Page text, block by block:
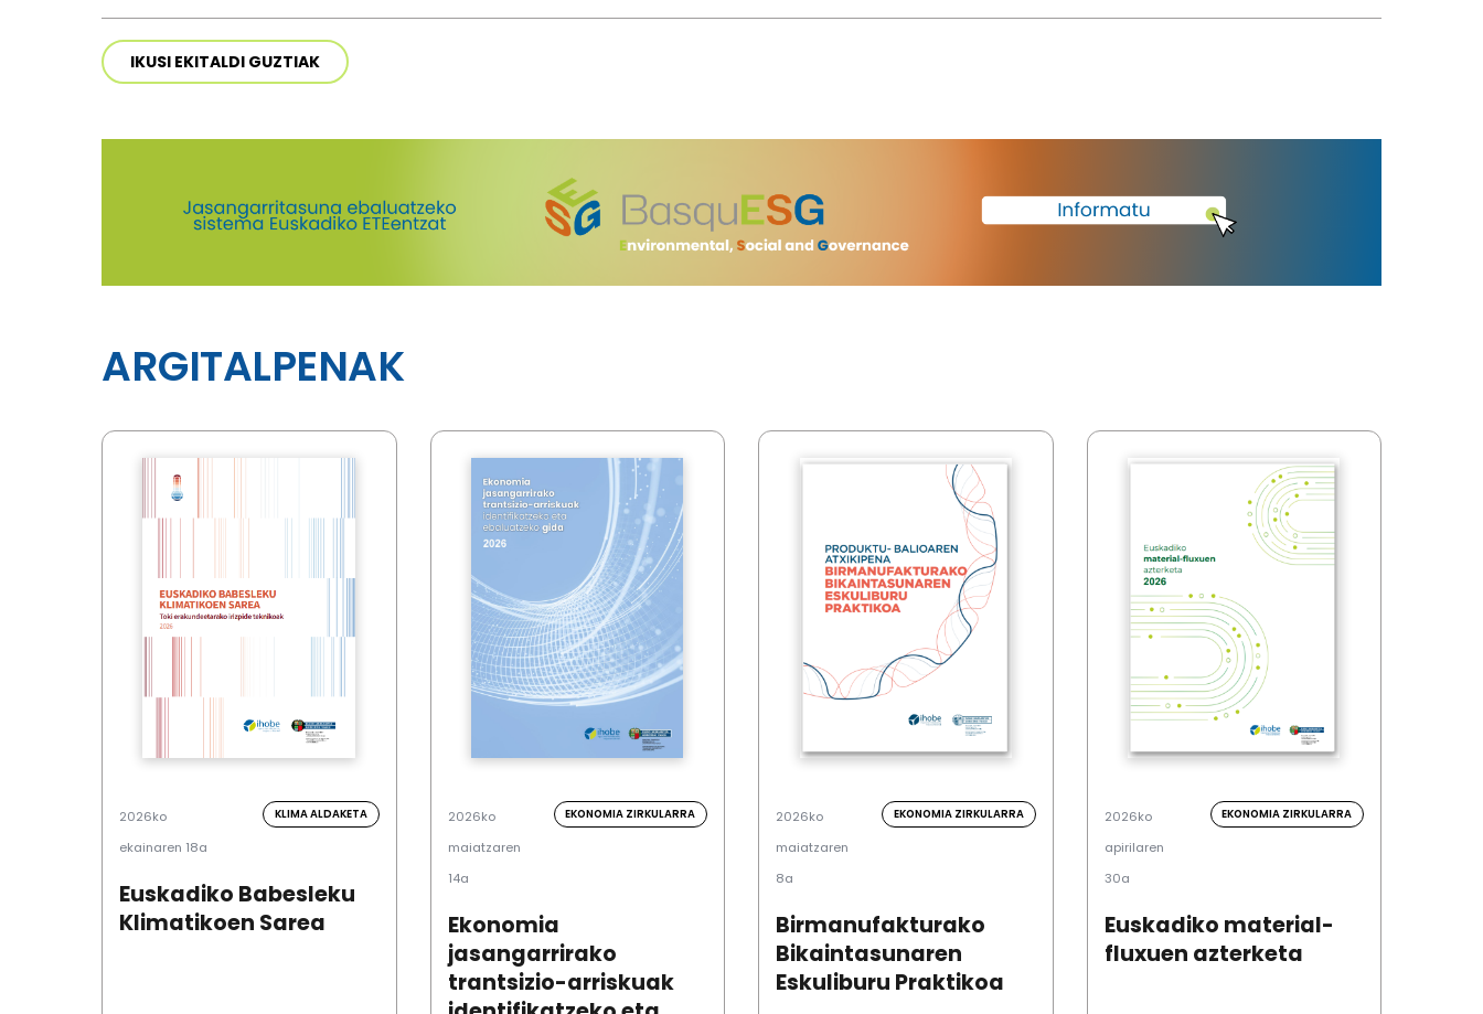
IKUSI EKITALDI GUZTIAK
ARGITALPENAK
2026ko
ekainaren 18a
KLIMA ALDAKETA
Euskadiko Babesleku
Klimatikoen Sarea
2026ko
maiatzaren
14a
EKONOMIA ZIRKULARRA
Ekonomia
jasangarrirako
trantsizio-arriskuak
2026ko
maiatzaren
8a
EKONOMIA ZIRKULARRA
Birmanufakturako
Bikaintasunaren
Eskuliburu Praktikoa
2026ko
apirilaren
30a
EKONOMIA ZIRKULARRA
Euskadiko material-
fluxuen azterketa